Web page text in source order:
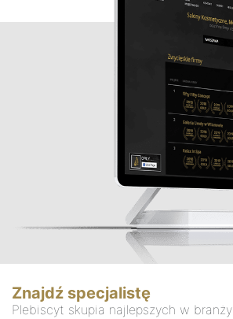
Znajdź specjalistę
Plebiscyt skupia najlepszych w branży